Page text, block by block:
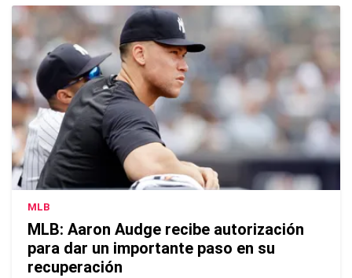
MLB
MLB: Aaron Audge recibe autorización
para dar un importante paso en su
recuperación